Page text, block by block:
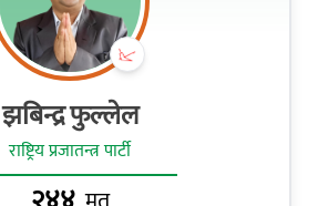
झबिन्द्र फुल्लेल
राष्ट्रिय प्रजातन्त्र पार्टी